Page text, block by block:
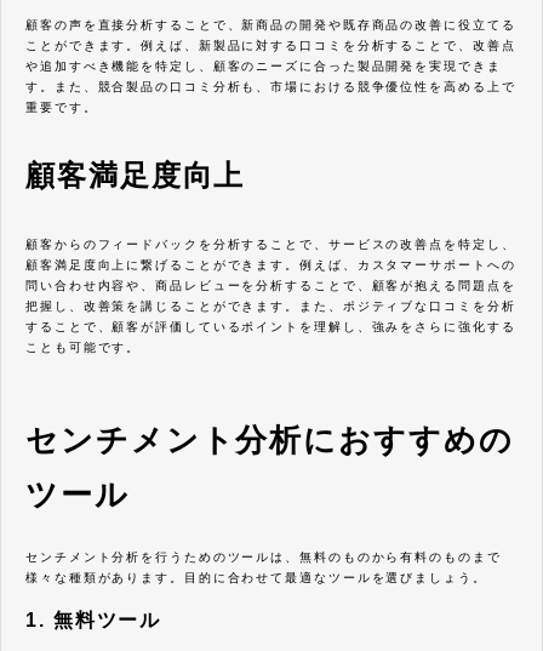
顧客の声を直接分析することで、新商品の開発や既存商品の改善に役立てる
ことができます。例えば、新製品に対する口コミを分析することで、改善点
や追加すべき機能を特定し、顧客のニーズに合った製品開発を実現できま
す。また、競合製品の口コミ分析も、市場における競争優位性を高める上で
重要です。
顧客満足度向上
顧客からのフィードバックを分析することで、サービスの改善点を特定し、
顧客満足度向上に繋げることができます。例えば、カスタマーサポートへの
問い合わせ内容や、商品レビューを分析することで、顧客が抱える問題点を
把握し、改善策を講じることができます。また、ポジティブな口コミを分析
することで、顧客が評価しているポイントを理解し、強みをさらに強化する
ことも可能です。
センチメント分析におすすめの
ツール
センチメント分析を行うためのツールは、無料のものから有料のものまで
様々な種類があります。目的に合わせて最適なツールを選びましょう。
1. 無料ツール